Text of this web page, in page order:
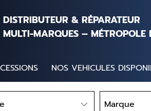
DISTRIBUTEUR & RÉPARATEUR
MULTI-MARQUES – MÉTROPOLE
NOS VEHICULES
Marque